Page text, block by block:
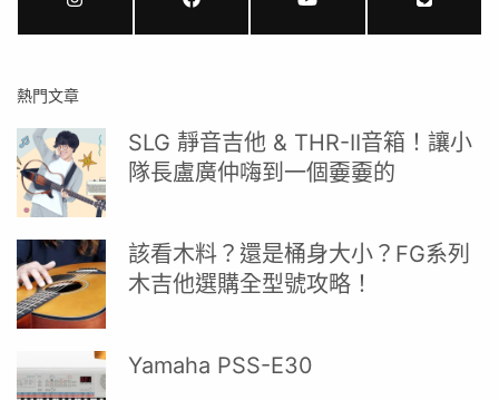
熱門文章
SLG 靜音吉他 & THR-II音箱！讓小
隊長盧廣仲嗨到一個嫑嫑的
該看木料？還是桶身大小？FG系列
木吉他選購全型號攻略！
Yamaha PSS-E30